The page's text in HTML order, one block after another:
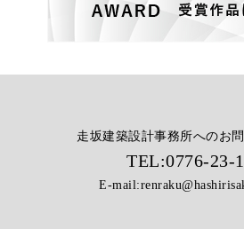
走坂建築設計事務所へのお
TEL:0776-23-
E-mail: